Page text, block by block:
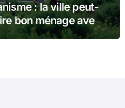
: la ville peut-
bon ménage avec